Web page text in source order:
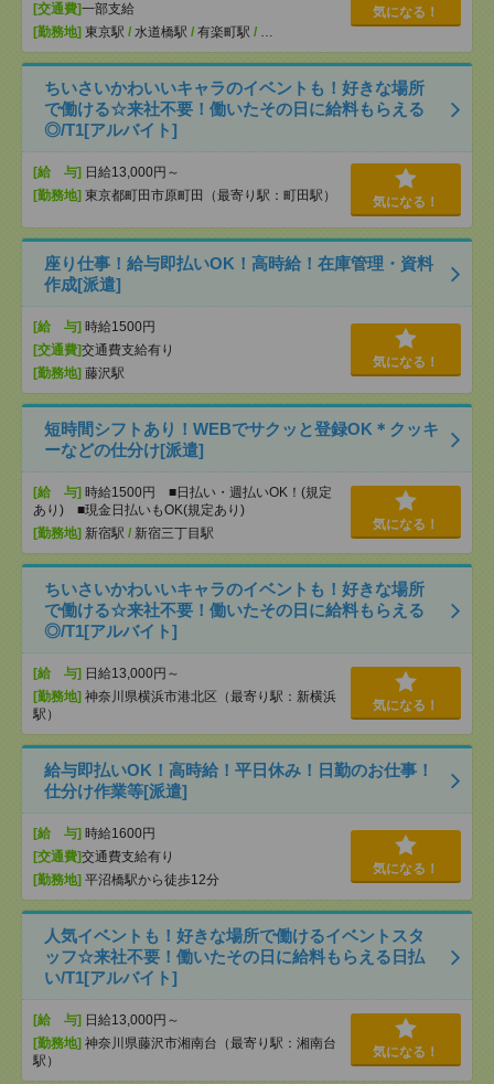
[交通費]一部支給
[勤務地] 東京駅 / 水道橋駅 / 有楽町駅 / …
気になる！
ちいさいかわいいキャラのイベントも！好きな場所
で働ける☆来社不要！働いたその日に給料もらえる
◎/T1[アルバイト]
[給 与] 日給13,000円～
[勤務地] 東京都町田市原町田（最寄り駅：町田駅） 気になる！
座り仕事！給与即払いOK！高時給！在庫管理・資料
作成[派遣]
[給 与] 時給1500円
[交通費]交通費支給有り
[勤務地] 藤沢駅
気になる！
短時間シフトあり！WEBでサクッと登録OK＊クッキ
ーなどの仕分け[派遣]
[給 与] 時給1500円 ■日払い・週払いOK！(規定
あり) ■現金日払いもOK(規定あり)
[勤務地] 新宿駅 / 新宿三丁目駅
気になる！
ちいさいかわいいキャラのイベントも！好きな場所
で働ける☆来社不要！働いたその日に給料もらえる
◎/T1[アルバイト]
[給 与] 日給13,000円～
[勤務地] 神奈川県横浜市港北区（最寄り駅：新横浜
駅）
気になる！
給与即払いOK！高時給！平日休み！日勤のお仕事！
仕分け作業等[派遣]
[給 与] 時給1600円
[交通費]交通費支給有り
[勤務地] 平沼橋駅から徒歩12分
気になる！
人気イベントも！好きな場所で働けるイベントスタ
ッフ☆来社不要！働いたその日に給料もらえる日払
い/T1[アルバイト]
[給 与] 日給13,000円～
[勤務地] 神奈川県藤沢市湘南台（最寄り駅：湘南台
駅）
気になる！